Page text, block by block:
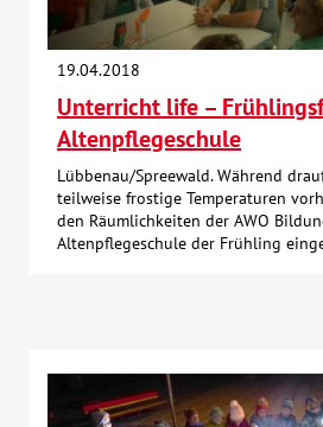
19.04.2018
Unterricht life –
Altenpflegeschule
Lübbenau/Spreewald. Während
teilweise frostige Temperaturen
den Räumlichkeiten der AWO
Altenpflegeschule der Frühling